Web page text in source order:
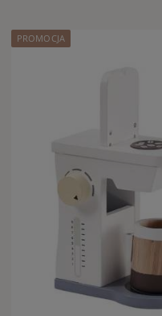
PROMOCJA